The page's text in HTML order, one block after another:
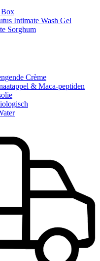
Intimate Wash Gel
Sorghum
Crème
& Maca-peptiden